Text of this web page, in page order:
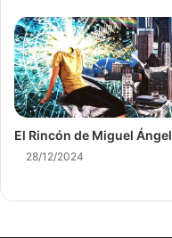
El Rincón de Miguel Ángel
28/12/2024